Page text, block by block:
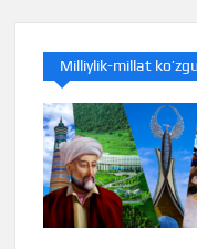
Milliylik-millat